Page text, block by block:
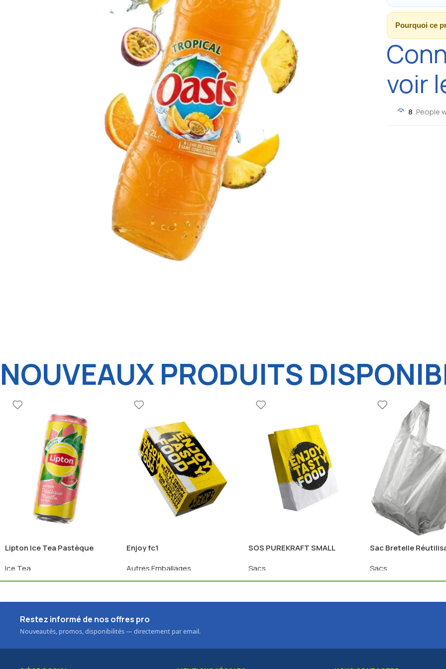
Pourquoi ce
voir
8 People
NOUVEAUX PRODUITS
Lipton Ice Tea Pastèque
Ice Tea
Connectez-vous pour voir les
Enjoy fc1
Autres Emballages
Connectez-vous pour voir les
SOS PUREKRAFT SMALL
Sacs
Connectez-vous pour voir les
Sac Bretelle
Sacs
Connectez-vous
Restez informé de nos offres pro
Nouveautés, promos, disponibilités — directement par email.